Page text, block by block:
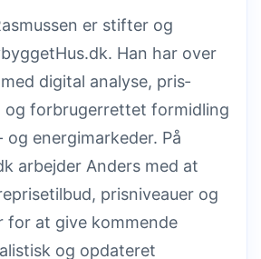
er stifter og
Han har over
digital analyse, pris­
og forbrugerrettet formidling
energimarkeder. På
arbejder Anders med at
prisniveauer og
for at give kommende
og opdateret